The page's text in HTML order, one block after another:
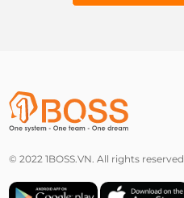
© 2022 1BOSS.VN. All rights reserved